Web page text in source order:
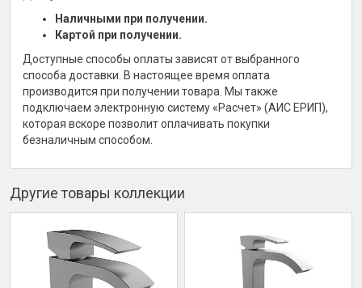
Наличными при получении.
Картой при получении.
Доступные способы оплаты зависят от выбранного
способа доставки. В настоящее время оплата
производится при получении товара. Мы также
подключаем электронную систему «Расчет» (АИС ЕРИП),
которая вскоре позволит оплачивать покупки
безналичным способом.
Другие товары коллекции